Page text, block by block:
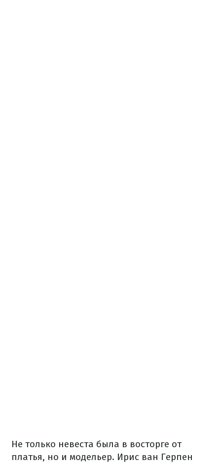
Не только невеста была в восторге от
платья, но и модельер. Ирис ван Герпен